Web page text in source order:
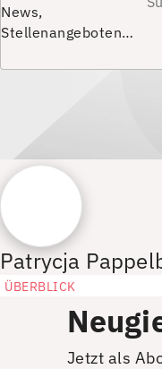
News,
Stellenangeboten…
Patrycja
ÜBERBLICK
Jetzt als